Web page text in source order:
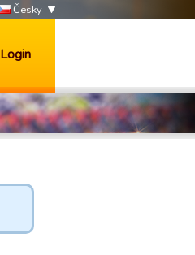
Česky
Login